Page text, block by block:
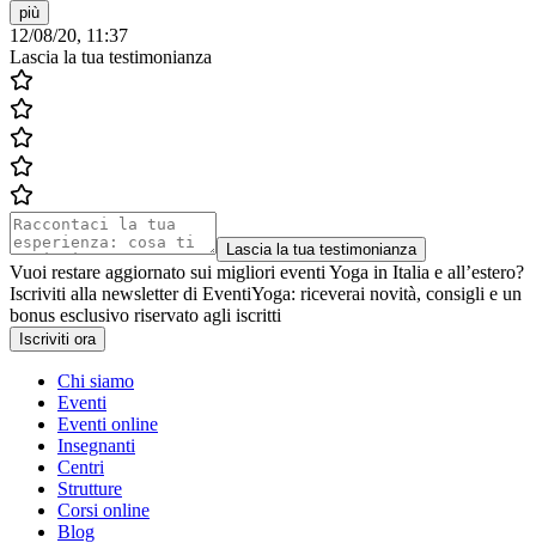
più
12/08/20, 11:37
Lascia la tua testimonianza
Lascia la tua testimonianza
Vuoi restare aggiornato sui migliori eventi Yoga in Italia e all’estero?
Iscriviti alla newsletter di EventiYoga: riceverai novità, consigli e un
bonus esclusivo riservato agli iscritti
Iscriviti ora
Chi siamo
Eventi
Eventi online
Insegnanti
Centri
Strutture
Corsi online
Blog